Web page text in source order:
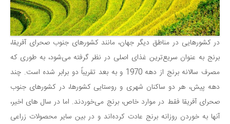
فناوری‌ها
نجوم و هوا فضا
زمین و محیط زیست
خودرو
سرگرمی
دانستنی‌ها
بازی
در کشورهایی در مناطق دیگر جهان، مانند کشورهای جنوب صحرای آفریقا،
برنج به عنوان سریع‌ترین غذای اصلی در نظر گرفته می‌شود، به طوری که
مصرف سالانه برنج از دهه 1970 و به بعد تقریباً دو برابر شده است. چند
دهه پیش، هر دو ساکنان شهری و روستایی کشورها، در کشورهای جنوب
صحرای آفریقا فقط در موارد خاص، برنج می‌خوردند. اما در سال های اخیر،
آنها به خوردن روزانه برنج عادت کرده‌اند و در بین سایر محصولات زراعی